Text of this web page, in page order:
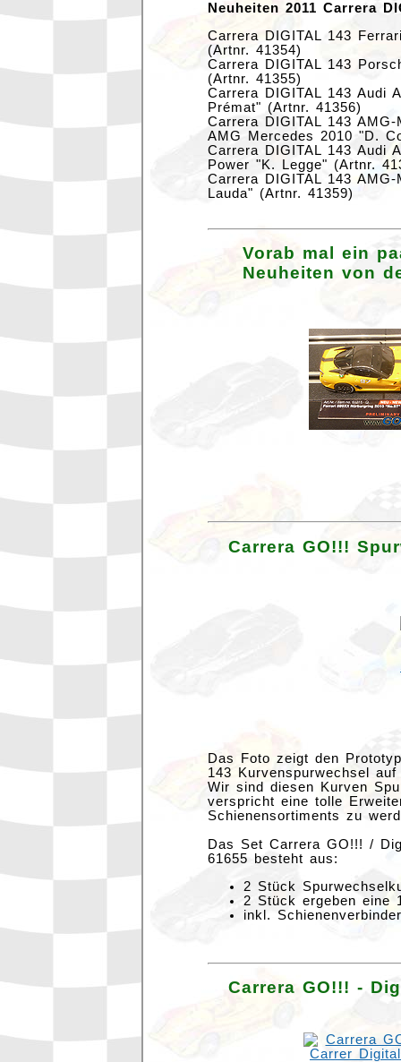
Neuheiten 2011 Carrera
Carrera DIGITAL 143
(Artnr. 41354)
Carrera DIGITAL 143
(Artnr. 41355)
Carrera DIGITAL 143 Audi
Prémat" (Artnr. 41356)
Carrera DIGITAL 143
AMG Mercedes 2010 "D.
Carrera DIGITAL 143 Audi
Power "K. Legge" (Artnr.
Carrera DIGITAL 143
Lauda" (Artnr. 41359)
Vorab mal ein
Neuheiten von
Carrera GO!!!
Das Foto zeigt den
143 Kurvenspurwechsel
Wir sind diesen Kurven
verspricht eine tolle
Schienensortiments zu
Das Set Carrera GO!!! /
61655 besteht aus:
2 Stück
2 Stück ergeben eine
inkl.
Carrera GO!!! -